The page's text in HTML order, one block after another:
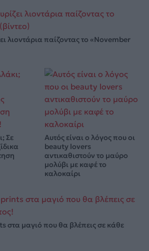
λιοντάρια παίζοντας το «November
Σε
Αυτός είναι ο λόγος που οι
beauty lovers
αντικαθιστούν το μαύρο
μολύβι με καφέ το
καλοκαίρι
στα μαγιό που θα βλέπεις σε κάθε